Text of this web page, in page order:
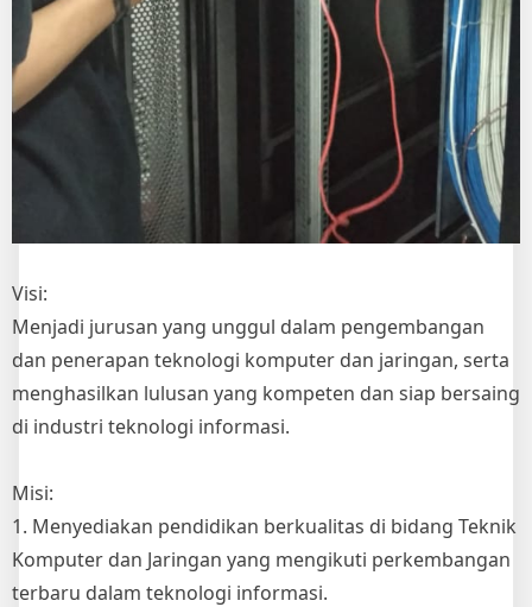
Visi:
Menjadi jurusan yang unggul dalam pengembangan
dan penerapan teknologi komputer dan jaringan, serta
menghasilkan lulusan yang kompeten dan siap bersaing
di industri teknologi informasi.
Misi:
1. Menyediakan pendidikan berkualitas di bidang Teknik
Komputer dan Jaringan yang mengikuti perkembangan
terbaru dalam teknologi informasi.